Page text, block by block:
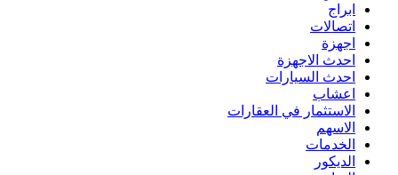
ابراج
اتصالات
اجهزة
احدث الاجهزة
احدث السيارات
اعشاب
الاستثمار في العقارات
الاسهم
الخدمات
الديكور